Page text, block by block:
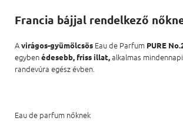
Francia bájjal rendelkező
Avirágos-gyümölcsös Eau de Parfum PURE
egybenédesebb, friss illat,alkalmas
randevúra egész évben.
Eau de parfum nőknek